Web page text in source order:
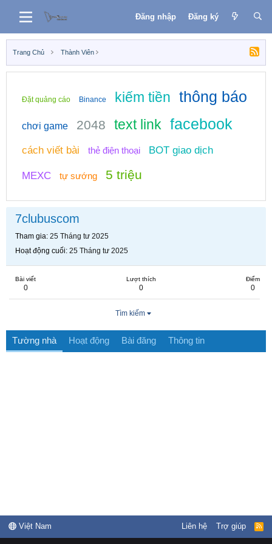
Đăng nhập Đăng ký
Trang Chủ Thành Viên
Đặt quảng cáo Binance kiếm tiền thông báo
chơi game 2048 text link facebook
cách viết bài thẻ điện thoại BOT giao dịch
MEXC tự sướng 5 triệu
7clubuscom
Tham gia 25 Tháng tư 2025
Hoạt động cuối 25 Tháng tư 2025
Bài viết
0
Lượt thích
0
Điểm
0
Tìm kiếm
Tường nhà Hoạt động Bài đăng Thông tin
Việt Nam Liên hệ Trợ giúp
R